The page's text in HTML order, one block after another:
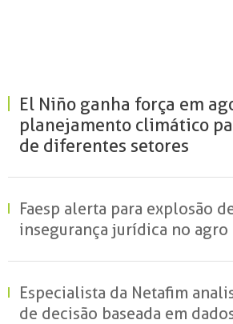
El Niño ganha força em
planejamento climático
de diferentes setores
Faesp alerta para explosão
insegurança jurídica no agro
Especialista da Netafim
de decisão baseada em